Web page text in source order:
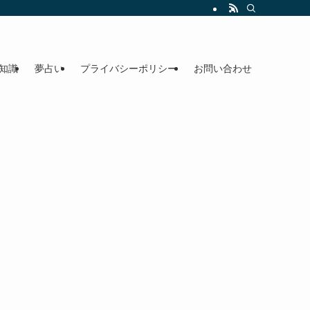
識 夢占い プライバシーポリシー お問い合わせ